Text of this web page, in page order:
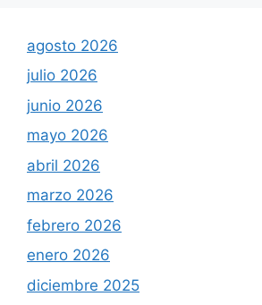
agosto 2026
julio 2026
junio 2026
mayo 2026
abril 2026
marzo 2026
febrero 2026
enero 2026
diciembre 2025